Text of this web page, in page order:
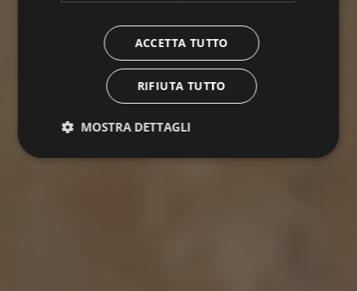
Lavora con noi
ACCETTA TUTTO
RIFIUTA TUTTO
MOSTRA DETTAGLI